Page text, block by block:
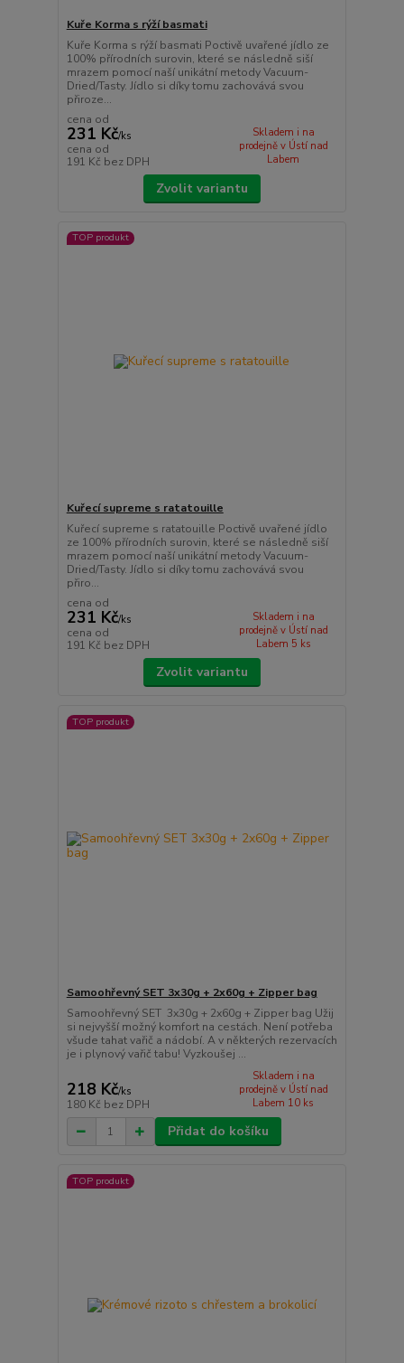
Kuře Korma s rýží basmati
Kuře Korma s rýží basmati Poctivě uvařené jídlo ze
100% přírodních surovin, které se následně siší
mrazem pomocí naší unikátní metody Vacuum-
Dried/Tasty. Jídlo si díky tomu zachovává svou
přiroze...
cena od
231 Kč/ks
cena od
191 Kč bez DPH
Skladem i na
prodejně v Ústí nad
Labem
Zvolit variantu
TOP produkt
Kuřecí supreme s ratatouille
Kuřecí supreme s ratatouille Poctivě uvařené jídlo
ze 100% přírodních surovin, které se následně siší
mrazem pomocí naší unikátní metody Vacuum-
Dried/Tasty. Jídlo si díky tomu zachovává svou
přiro...
cena od
231 Kč/ks
cena od
191 Kč bez DPH
Skladem i na
prodejně v Ústí nad
Labem 5 ks
Zvolit variantu
TOP produkt
Samoohřevný SET 3x30g + 2x60g + Zipper bag
Samoohřevný SET 3x30g + 2x60g + Zipper bag Užij
si nejvyšší možný komfort na cestách. Není potřeba
všude tahat vařič a nádobí. A v některých rezervacích
je i plynový vařič tabu! Vyzkoušej ...
218 Kč/ks
180 Kč bez DPH
Skladem i na
prodejně v Ústí nad
Labem 10 ks
Přidat do košíku
TOP produkt